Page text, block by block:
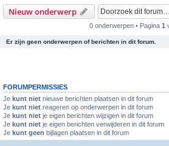
Nieuw onderwerp
0 onderwerpen • Pagina 1
Er zijn geen onderwerpen of berichten in dit forum.
FORUMPERMISSIES
Je kunt niet nieuwe berichten plaatsen in dit forum
Je kunt niet reageren op onderwerpen in dit forum
Je kunt niet je eigen berichten wijzigen in dit forum
Je kunt niet je eigen berichten verwijderen in dit forum
Je kunt geen bijlagen plaatsen in dit forum